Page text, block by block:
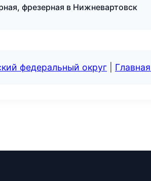
фрезерная в Нижневартовск
федеральный округ